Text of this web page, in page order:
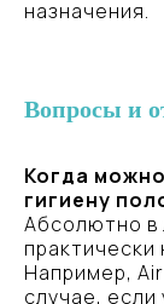
назначения.
Вопросы и
Когда
гигиену
Абсолютно в
Например,
случае, если
К
Запишитесь
и получите
лечения,